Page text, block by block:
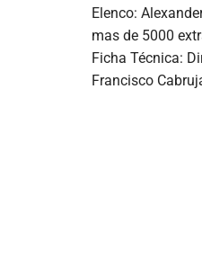
Elenco:
mas de 5000
Ficha Técnica:
Francisco